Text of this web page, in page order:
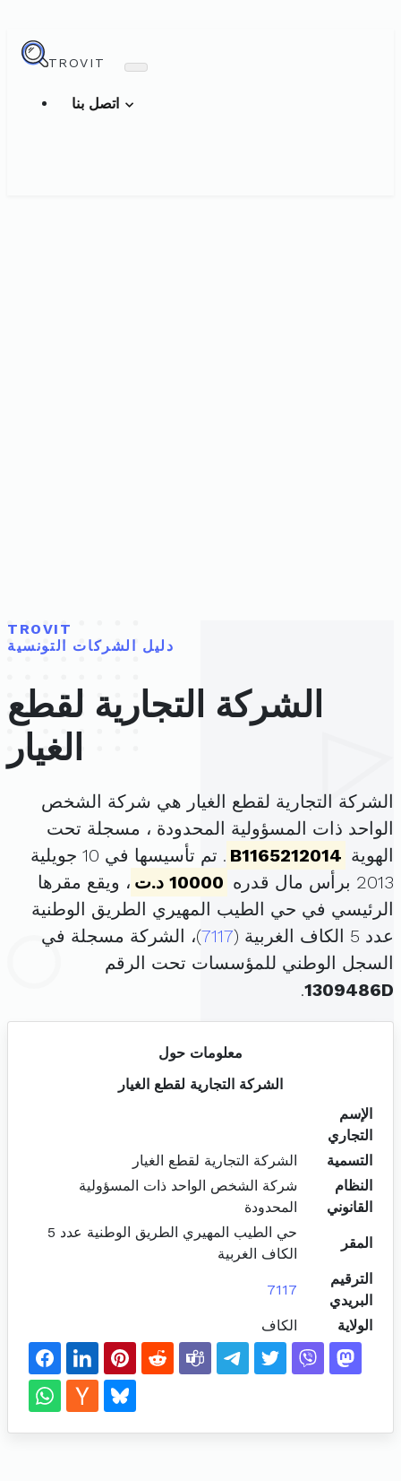
TROVIT
TROVIT
دليل الشركات التونسية
الشركة التجارية لقطع
الغيار
الشركة التجارية لقطع الغيار هي شركة الشخص
الواحد ذات المسؤولية المحدودة ، مسجلة تحت
الهوية B1165212014
. تم تأسيسها في 10 جويلية
2013 برأس مال قدره
10000 د.ت
، ويقع مقرها
الرئيسي في حي الطيب المهيري الطريق الوطنية
عدد 5 الكاف الغربية (
7117)، الشركة مسجلة في
السجل الوطني للمؤسسات تحت الرقم
1309486D
.
معلومات حول
الشركة التجارية لقطع الغيار
الإسم
التجاري
التسمية
الشركة التجارية لقطع الغيار
النظام
القانوني
شركة الشخص الواحد ذات المسؤولية
المحدودة
المقر
حي الطيب المهيري الطريق الوطنية عدد 5
الكاف الغربية
الترقيم
البريدي
7117
الولاية الكاف